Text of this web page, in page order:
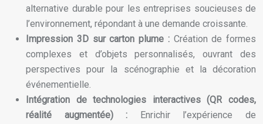
alternative durable pour les entreprises soucieuses de
l’environnement, répondant à une demande croissante.
Impression 3D sur carton plume : Création de formes
complexes et d’objets personnalisés, ouvrant des
perspectives pour la scénographie et la décoration
événementielle.
Intégration de technologies interactives (QR codes,
réalité augmentée) :
Enrichir l’expérience de